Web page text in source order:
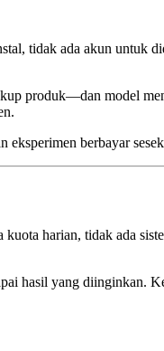
tidak ada akun untuk
produk—dan model
eksperimen berbayar
harian, tidak ada
hasil yang diinginkan.